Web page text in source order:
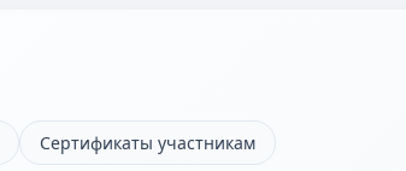
Сертификаты участникам